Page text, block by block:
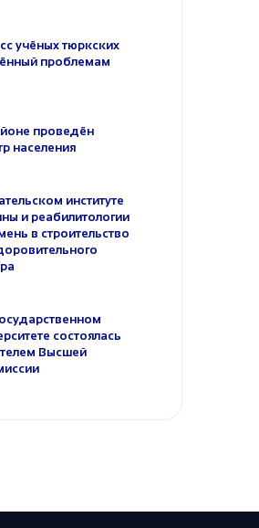
учёных тюркских
проблемам
проведён
населения
институте
и реабилитологии
в строительство
состоялась
Высшей